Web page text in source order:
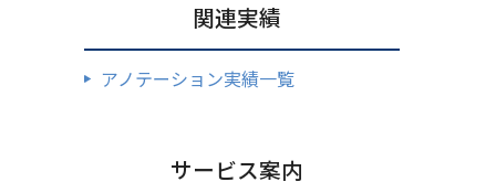
関連実績
アノテーション実績一覧
サービス案内